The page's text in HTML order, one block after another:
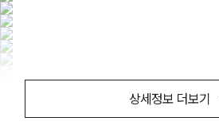
상세정보 더보기